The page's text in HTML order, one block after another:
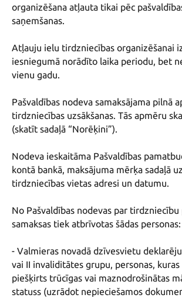
organizēšana atļauta tikai pēc
saņemšanas.
Atļauju ielu tirdzniecības organizēšanai
iesniegumā norādīto laika periodu, bet
vienu gadu.
Pašvaldības nodeva samaksājama pilnā
tirdzniecības uzsākšanas. Tās apmēru
(skatīt sadaļā “Norēķini”).
Nodeva ieskaitāma Pašvaldības
kontā bankā, maksājuma mērķa sadaļā
tirdzniecības vietas adresi un datumu.
No Pašvaldības nodevas par
samaksas tiek atbrīvotas šādas personas:
- Valmieras novadā dzīvesvietu
vai II invaliditātes grupu, personas,
piešķirts trūcīgas vai maznodrošinātas
statuss (uzrādot nepieciešamos